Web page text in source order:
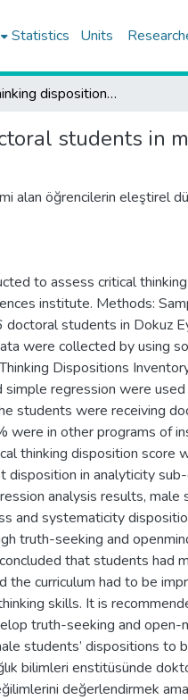
Statistics Units
Critical thinking dispositions of doctoral students in medical sciences institute
students in
alan öğrencilerin eleştirel
to assess critical
institute. Methods:
students in Dokuz
were collected by using
Dispositions
regression were used
students were receiving
were in other programs of
thinking disposition score
in analyticity
analysis results, male
and systematicity
truth-seeking and
that students had
the curriculum had to be
skills. It is
truth-seeking and open-
students’ dispositions to
bilimleri enstitüsünde
değerlendirmek